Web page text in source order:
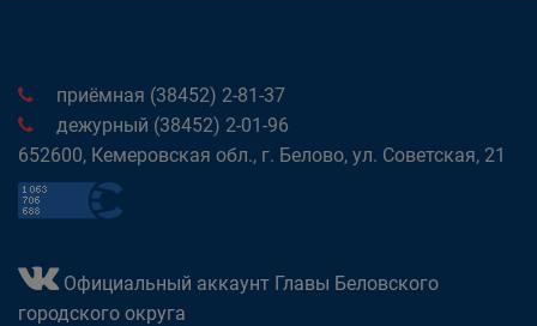
приёмная (38452) 2-81-37
дежурный (38452) 2-01-96
652600, Кемеровская обл., г. Белово, ул. Советская, 21
Официальный аккаунт Главы Беловского
городского округа